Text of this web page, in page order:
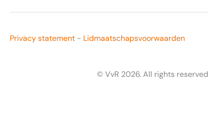
Privacy statement - Lidmaatschapsvoorwaarden
© VvR 2026. All rights reserved